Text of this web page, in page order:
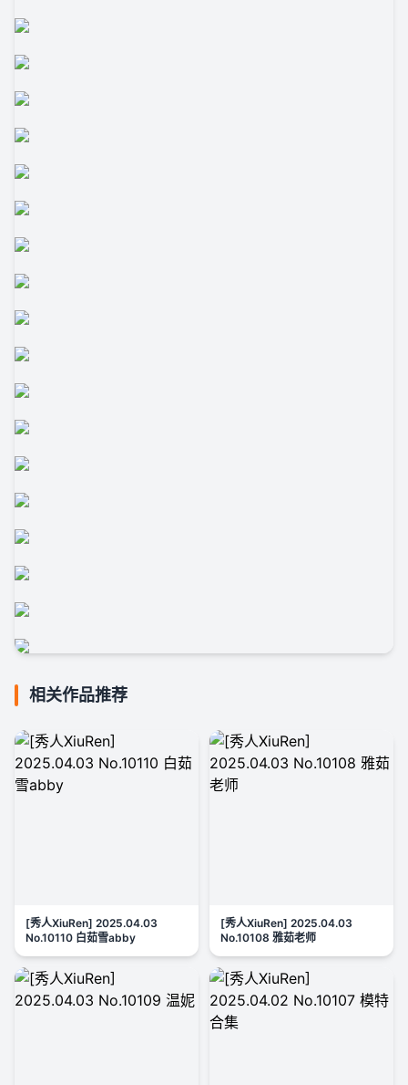
相关作品推荐
[秀人XiuRen] 2025.04.03
No.10110 白茹雪abby
[秀人XiuRen] 2025.04.03
No.10108 雅茹老师